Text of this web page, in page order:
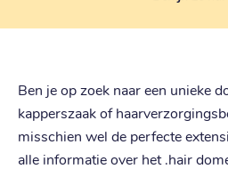
Ben je op zoek naar een unieke
kapperszaak of
misschien wel de perfecte
alle informatie over het .hair